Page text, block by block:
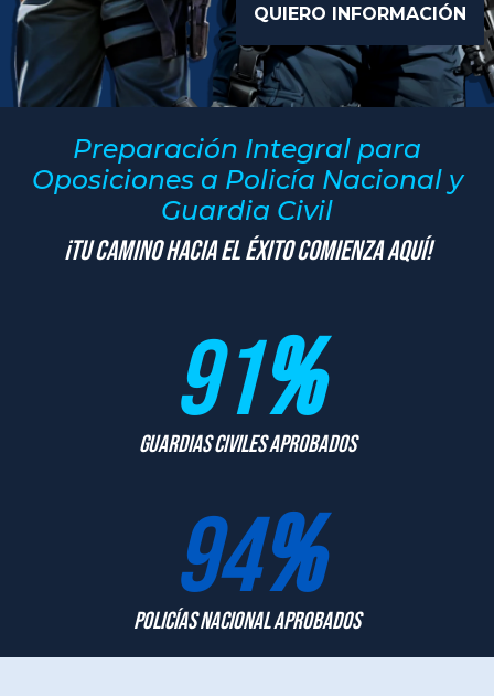
Preparación Integral para
Oposiciones a Policía Nacional y
Guardia Civil
¡Tu Camino hacia el Éxito Comienza Aquí!
91%
Guardias Civiles Aprobados
94%
Policías Nacional Aprobados